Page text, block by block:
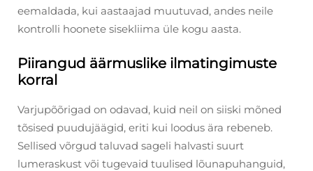
eemaldada, kui aastaajad muutuvad, andes neile
kontrolli hoonete sisekliima üle kogu aasta.
Piirangud äärmuslike ilmatingimuste
korral
Varjupõõrigad on odavad, kuid neil on siiski mõned
tõsised puudujäägid, eriti kui loodus ära rebeneb.
Sellised võrgud taluvad sageli halvasti suurt
lumeraskust või tugevaid tuulised lõunapuhanguid,